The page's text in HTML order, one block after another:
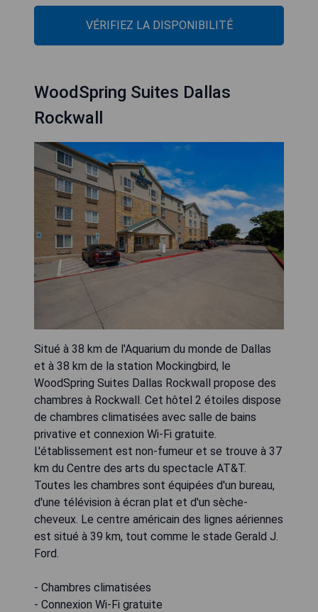
VÉRIFIEZ LA DISPONIBILITÉ
WoodSpring Suites Dallas
Rockwall
Situé à 38 km de l'Aquarium du monde de Dallas
et à 38 km de la station Mockingbird, le
WoodSpring Suites Dallas Rockwall propose des
chambres à Rockwall. Cet hôtel 2 étoiles dispose
de chambres climatisées avec salle de bains
privative et connexion Wi-Fi gratuite.
L'établissement est non-fumeur et se trouve à 37
km du Centre des arts du spectacle AT&T.
Toutes les chambres sont équipées d'un bureau,
d'une télévision à écran plat et d'un sèche-
cheveux. Le centre américain des lignes aériennes
est situé à 39 km, tout comme le stade Gerald J.
Ford.
- Chambres climatisées
- Connexion Wi-Fi gratuite